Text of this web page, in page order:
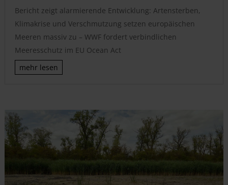
Bericht zeigt alarmierende Entwicklung: Artensterben,
Klimakrise und Verschmutzung setzen europäischen
Meeren massiv zu – WWF fordert verbindlichen
Meeresschutz im EU Ocean Act
mehr lesen